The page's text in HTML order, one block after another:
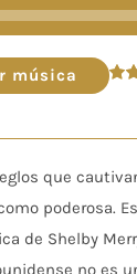
Reproductor
de
audio
música
que
poderosa.
de Shelby
no es